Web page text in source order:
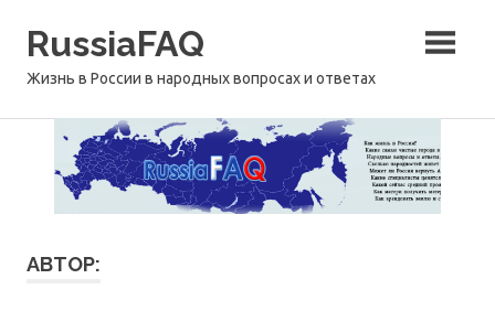
RussiaFAQ
Жизнь в России в народных вопросах и ответах
АВТОР: